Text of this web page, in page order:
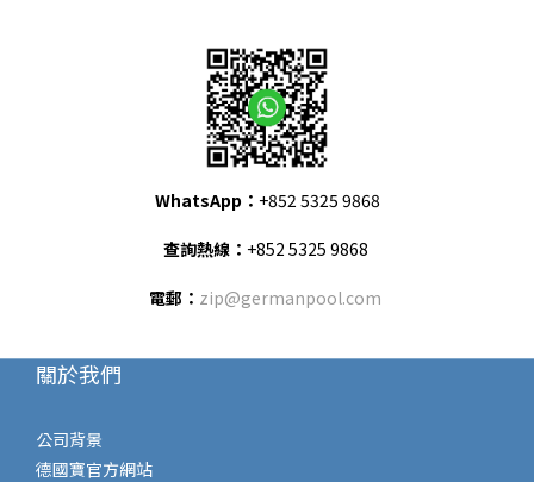
WhatsApp ： +852 5325 9868
查詢熱線： +852 5325 9868
電郵： zip@germanpool.com
關於我們
公司背景
德國寶官方網站